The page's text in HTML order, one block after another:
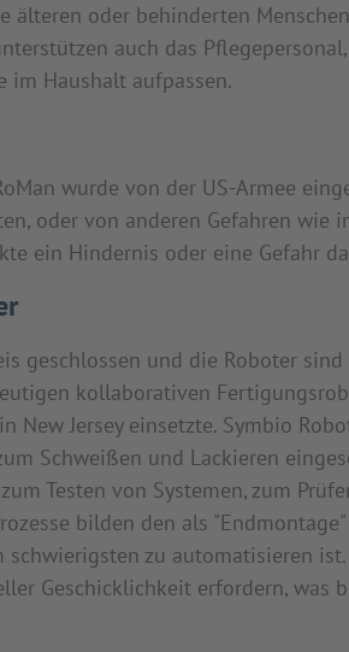
älteren oder behinderten
auch das
im Haushalt aufpassen.
wurde von der US-Armee
oder von anderen Gefahren wie
ein Hindernis oder eine Gefahr
geschlossen und die Roboter
kollaborativen
New Jersey einsetzte. Symbio
Schweißen und Lackieren
Testen von Systemen, zum
bilden den als
zu automatisieren
Geschicklichkeit erfordern, was